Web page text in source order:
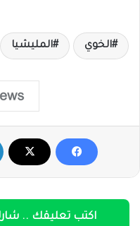
الخوي المليشيا
اكتب تعليقك ..